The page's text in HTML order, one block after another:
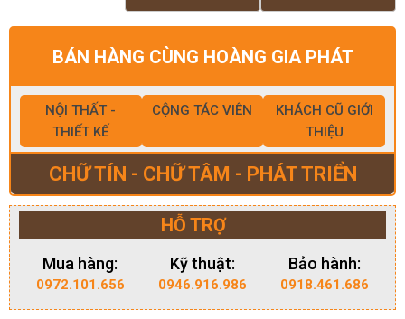
BÁN HÀNG CÙNG HOÀNG GIA PHÁT
NỘI THẤT -
THIẾT KẾ
CỘNG TÁC VIÊN
KHÁCH CŨ GIỚI
THIỆU
CHỮ TÍN - CHỮ TÂM - PHÁT TRIỂN
HỖ TRỢ
Mua hàng:
0972.101.656
Kỹ thuật:
0946.916.986
Bảo hành:
0918.461.686